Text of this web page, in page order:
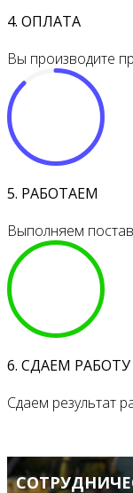
4. ОПЛАТА
Вы производите
5. РАБОТАЕМ
Выполняем
6. СДАЕМ РАБОТУ
Сдаем результат